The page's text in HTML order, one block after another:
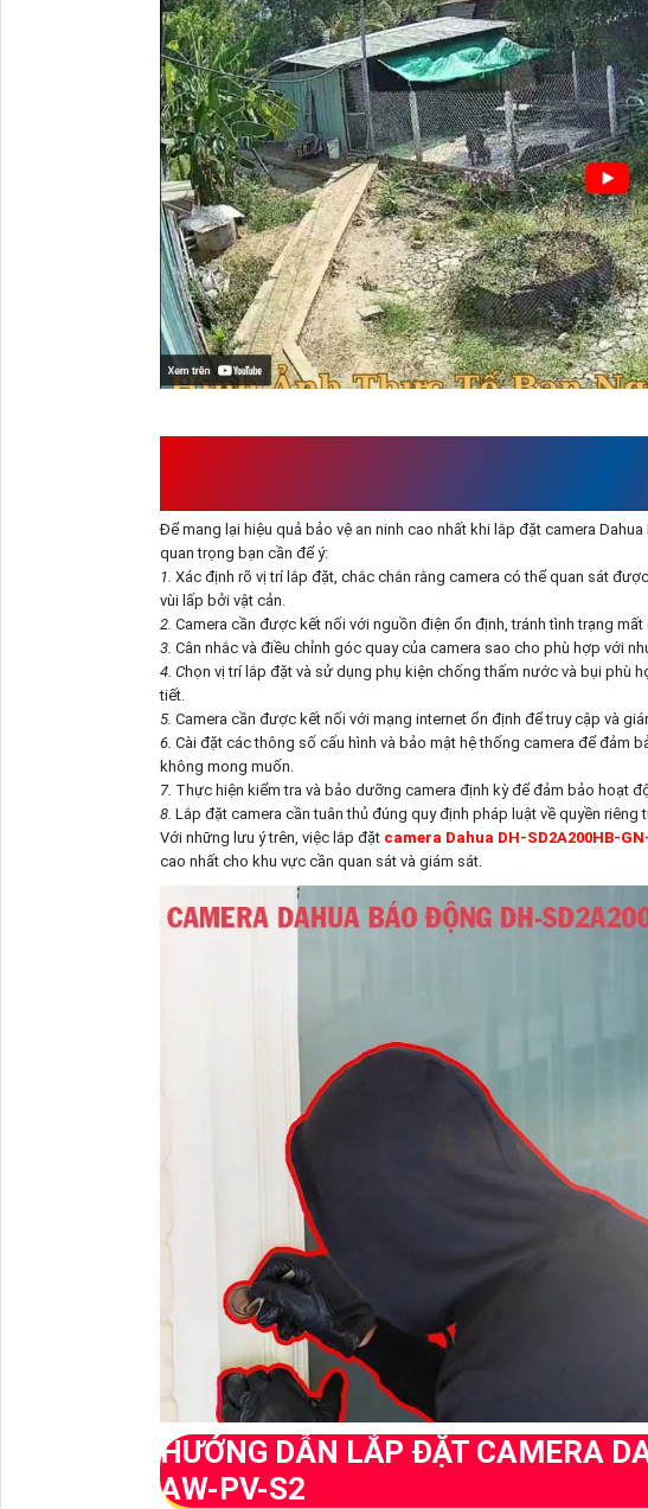
Để mang lại hiệu quả bảo vệ an ninh cao nhất khi lắp đặt camera
quan trọng bạn cần để ý:
1. Xác định rõ vị trí lắp đặt, chắc chắn rằng camera có thể quan sát
vùi lấp bởi vật cản.
2. Camera cần được kết nối với nguồn điện ổn định, tránh tình trạng
3. Cân nhắc và điều chỉnh góc quay của camera sao cho phù hợp với
4. Chọn vị trí lắp đặt và sử dụng phụ kiện chống thấm nước và bụi phù
tiết.
5. Camera cần được kết nối với mạng internet ổn định để truy cập và
6. Cài đặt các thông số cấu hình và bảo mật hệ thống camera để đảm
không mong muốn.
7. Thực hiện kiểm tra và bảo dưỡng camera định kỳ để đảm bảo hoạt
8. Lắp đặt camera cần tuân thủ đúng quy định pháp luật về quyền
Với những lưu ý trên, việc lắp đặt camera Dahua DH-SD2A200HB-
cao nhất cho khu vực cần quan sát và giám sát.
HƯỚNG DẪN LẮP ĐẶT CAMERA
AW-PV-S2